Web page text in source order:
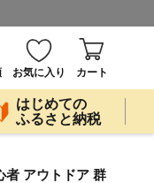
お気に入り カート
はじめての
ふるさと納税
者 アウトドア 群